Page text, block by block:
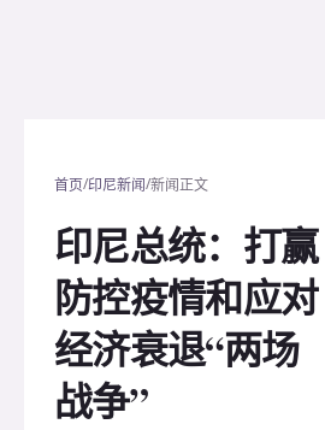
首页/印尼新闻/新闻正文
印尼总统：打赢
防控疫情和应对
经济衰退“两场
战争”